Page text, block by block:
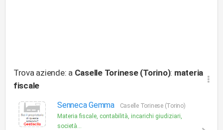
Trova aziende: a Caselle Torinese (Torino): materia
fiscale
Senneca Gemma
Caselle Torinese (Torino)
Materia fiscale, contabilità, incarichi giudiziari,
società...